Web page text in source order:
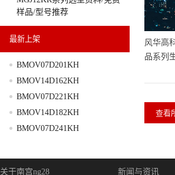
样品/型号推荐
最新上架
BMOV07D201KH
BMOV14D162KH
BMOV07D221KH
BMOV14D182KH
BMOV07D241KH
风华高
品系列
查看
关于南宫ng28 新闻与资讯